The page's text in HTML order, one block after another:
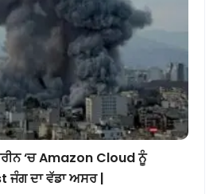
‘ਚ Amazon Cloud ਨੂੰ
ਜੰਗ ਦਾ ਵੱਡਾ ਅਸਰ |